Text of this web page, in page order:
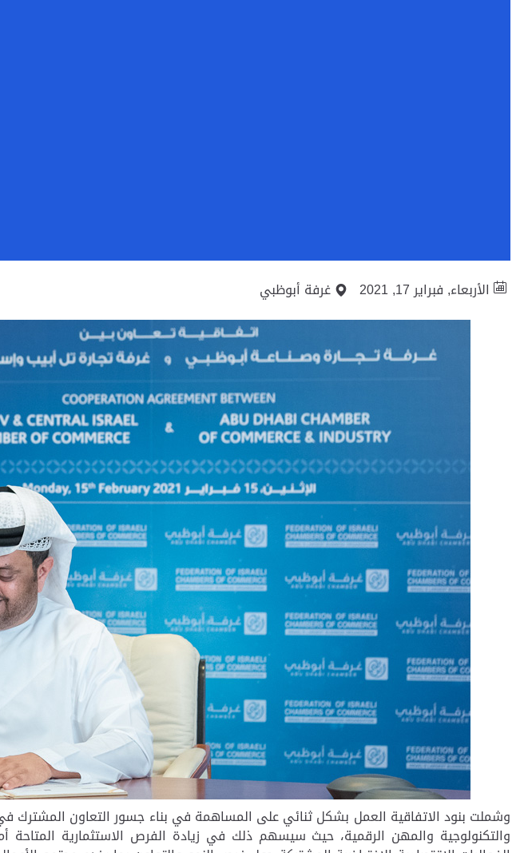
الأربعاء, فبراير 17, 2021 غرفة أبوظبي
وشملت بنود الاتفاقية العمل بشكل ثنائي على المساهمة في بناء جسور التعاون المشترك في
والتكنولوجية والمهن الرقمية، حيث سيسهم ذلك في زيادة الفرص الاستثمارية المتاحة